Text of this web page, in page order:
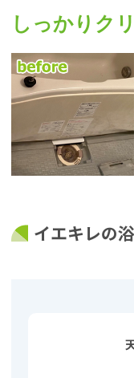
しっかりク
イエキレの